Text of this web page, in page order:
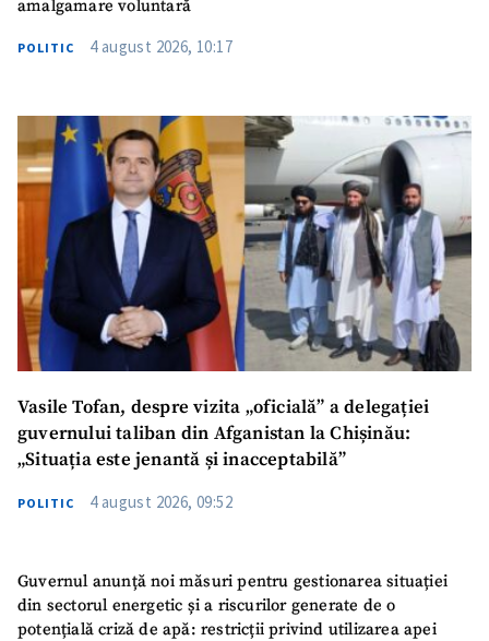
amalgamare voluntară
POLITIC 4 august 2026, 10:17
Vasile Tofan, despre vizita „oficială” a delegației
guvernului taliban din Afganistan la Chișinău:
„Situația este jenantă și inacceptabilă”
POLITIC 4 august 2026, 09:52
Guvernul anunță noi măsuri pentru gestionarea situației
din sectorul energetic și a riscurilor generate de o
potențială criză de apă: restricții privind utilizarea apei